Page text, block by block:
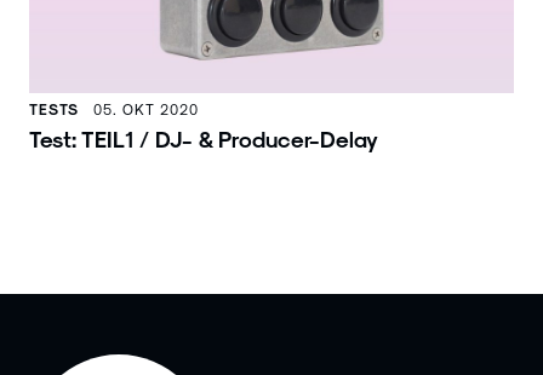
TESTS 05. OKT 2020
Test: TEIL1 / DJ- & Producer-Delay